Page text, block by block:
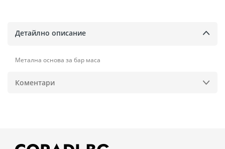
Детайлно описание
Метална основа за бар маса
Коментари